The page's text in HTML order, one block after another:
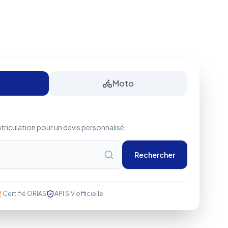
Moto
pour un devis personnalisé
Rechercher
Certifié ORIAS API SIV officielle